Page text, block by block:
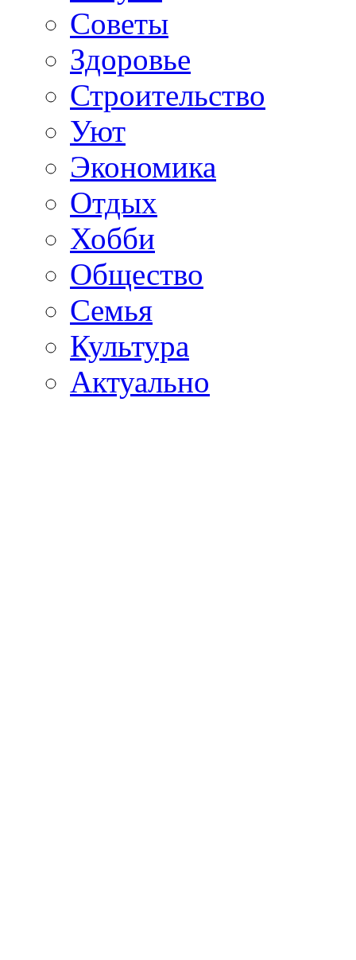
Советы
Здоровье
Строительство
Уют
Экономика
Отдых
Хобби
Общество
Семья
Культура
Актуально